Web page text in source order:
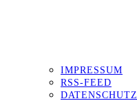
IMPRESSUM
RSS-FEED
DATENSCHUTZ